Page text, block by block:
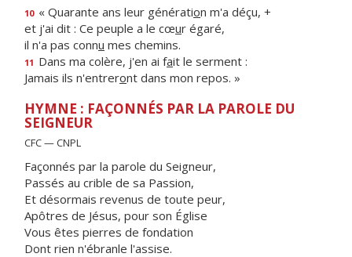
10 « Quarante ans leur génération m'a déçu, +
et j'ai dit : Ce peuple a le cœur égaré,
il n'a pas connu mes chemins.
11 Dans ma colère, j'en ai fait le serment :
Jamais ils n'entreront dans mon repos. »
HYMNE : FAÇONNÉS PAR LA PAROLE DU
SEIGNEUR
CFC — CNPL
Façonnés par la parole du Seigneur,
Passés au crible de sa Passion,
Et désormais revenus de toute peur,
Apôtres de Jésus, pour son Église
Vous êtes pierres de fondation
Dont rien n'ébranle l'assise.